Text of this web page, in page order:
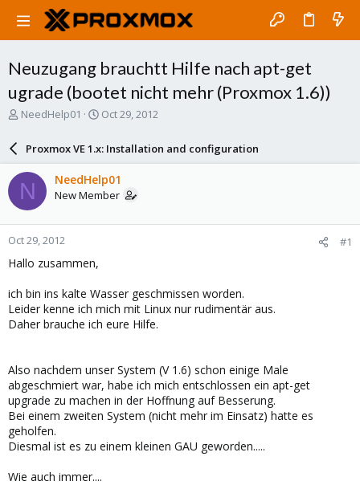
Neuzugang brauchtt Hilfe nach apt-get
ugrade (bootet nicht mehr (Proxmox 1.6))
T
a
d
s
t
a
r
t
e
NeedHelp01
S
r
d
a
e
Oct 29, 2012
Proxmox VE 1.x: Installation and configuration
N NeedHelp01
New Member
Oct 29, 2012 #1
Hallo zusammen,
ich bin ins kalte Wasser geschmissen worden.
Leider kenne ich mich mit Linux nur rudimentär aus.
Daher brauche ich eure Hilfe.
Also nachdem unser System (V 1.6) schon einige Male
abgeschmiert war, habe ich mich entschlossen ein apt-get
upgrade zu machen in der Hoffnung auf Besserung.
Bei einem zweiten System (nicht mehr im Einsatz) hatte es
geholfen.
Diesmal ist es zu einem kleinen GAU geworden.....
Wie auch immer....